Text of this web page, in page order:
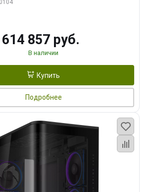
614 857 руб.
В наличии
Купить
Подробнее